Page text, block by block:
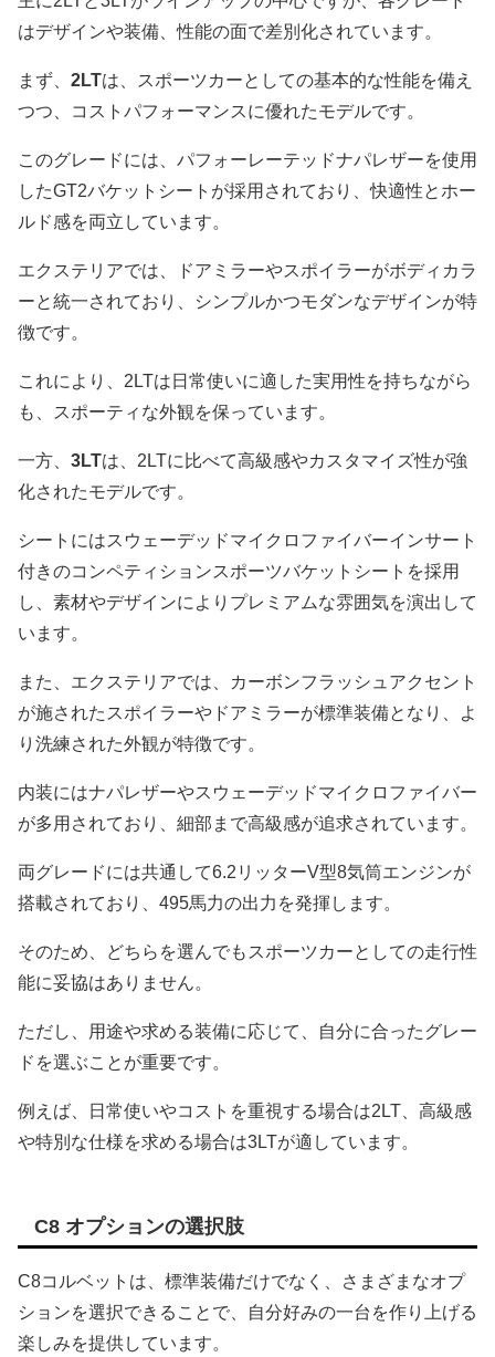
はデザインや装備、性能の面で差別化されています。
まず、 2LTは、スポーツカーとしての基本的な性能を備え
つつ、コストパフォーマンスに優れたモデルです。
このグレードには、パフォーレーテッドナパレザーを使用
したGT2バケットシートが採用されており、快適性とホー
ルド感を両立しています。
エクステリアでは、ドアミラーやスポイラーがボディカラ
ーと統一されており、シンプルかつモダンなデザインが特
徴です。
これにより、2LTは日常使いに適した実用性を持ちながら
も、スポーティな外観を保っています。
一方、 3LTは、2LTに比べて高級感やカスタマイズ性が強
化されたモデルです。
シートにはスウェーデッドマイクロファイバーインサート
付きのコンペティションスポーツバケットシートを採用
し、素材やデザインによりプレミアムな雰囲気を演出して
います。
また、エクステリアでは、カーボンフラッシュアクセント
が施されたスポイラーやドアミラーが標準装備となり、よ
り洗練された外観が特徴です。
内装にはナパレザーやスウェーデッドマイクロファイバー
が多用されており、細部まで高級感が追求されています。
両グレードには共通して6.2リッターV型8気筒エンジンが
搭載されており、495馬力の出力を発揮します。
そのため、どちらを選んでもスポーツカーとしての走行性
能に妥協はありません。
ただし、用途や求める装備に応じて、自分に合ったグレー
ドを選ぶことが重要です。
例えば、日常使いやコストを重視する場合は2LT、高級感
や特別な仕様を求める場合は3LTが適しています。
C8 オプションの選択肢
C8コルベットは、標準装備だけでなく、さまざまなオプ
ションを選択できることで、自分好みの一台を作り上げる
楽しみを提供しています。